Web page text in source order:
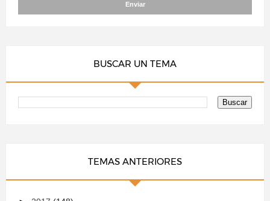
BUSCAR UN TEMA
TEMAS ANTERIORES